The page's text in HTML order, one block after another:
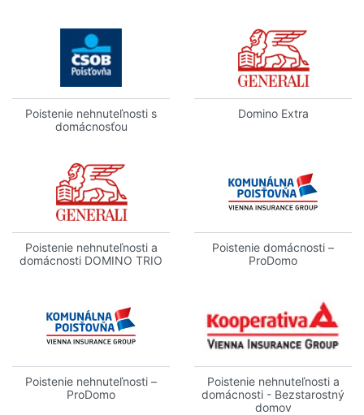
Poistenie nehnuteľnosti s
domácnosťou
Domino Extra
Poistenie nehnuteľnosti a
domácnosti DOMINO TRIO
Poistenie domácnosti –
ProDomo
Poistenie nehnuteľnosti –
ProDomo
Poistenie nehnuteľnosti a
domácnosti - Bezstarostný
domov